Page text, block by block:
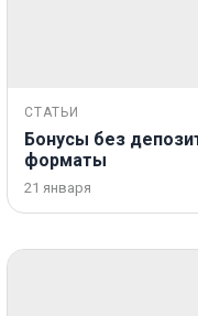
СТАТЬИ
Бонусы без
форматы
21 января